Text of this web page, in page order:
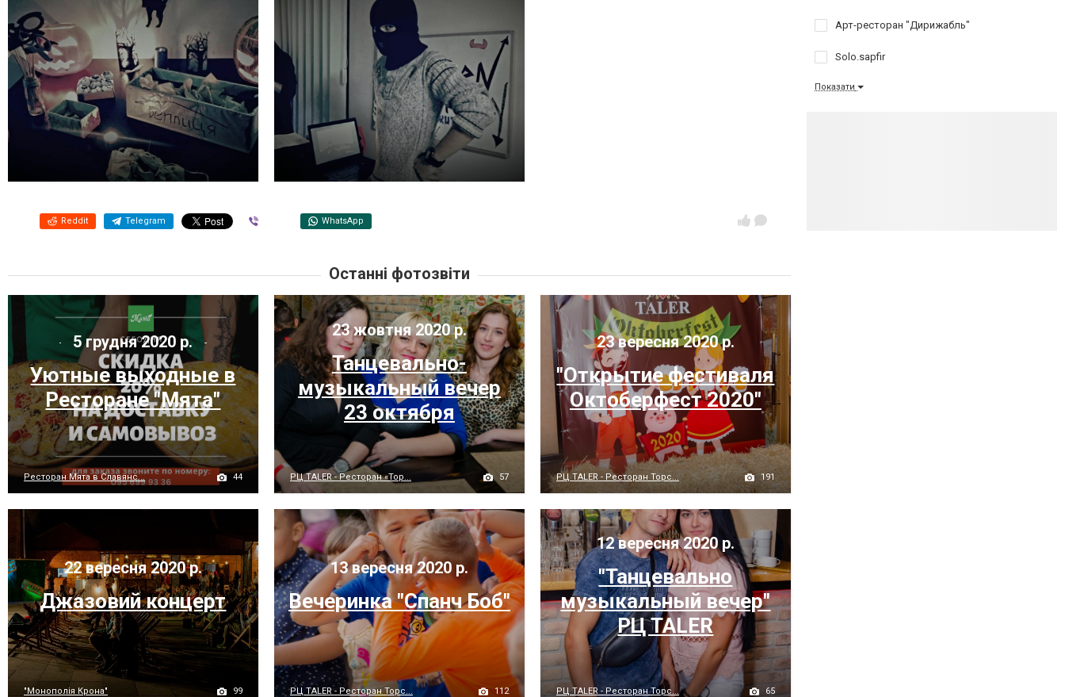
Reddit Telegram WhatsApp
Арт-ресторан "Дирижабль"
Solo.sapfir
Показати
Останні фотозвіти
5 грудня 2020 р.
Уютные выходные в
Ресторане "Мята"
Ресторан Мята в Славянс... 44
23 жовтня 2020 р.
Танцевально-
музыкальный вечер
23 октября
РЦ TALER - Ресторан «Тор... 57
23 вересня 2020 р.
"Открытие фестиваля
Октоберфест 2020"
РЦ TALER - Ресторан Торс... 191
22 вересня 2020 р.
Джазовий концерт
"Монополія Крона" 99
13 вересня 2020 р.
Вечеринка "Спанч Боб"
РЦ TALER - Ресторан Торс... 112
12 вересня 2020 р.
"Танцевально
музыкальный вечер"
РЦ TALER
РЦ TALER - Ресторан Торс... 65